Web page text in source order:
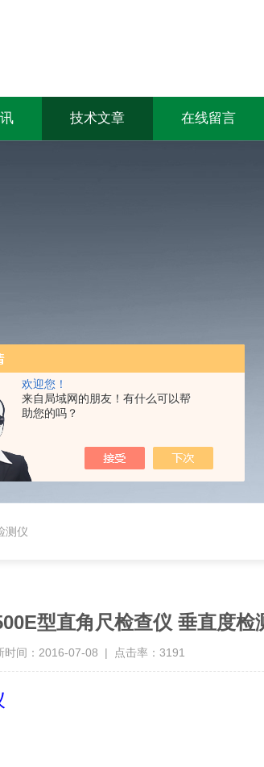
欢迎您！
来自局域网的朋友！有什么可以帮
助您的吗？
技术文章 在线留言
测仪
型直角尺检查仪 垂直度检
时间：2016-07-08 | 点击率：3191